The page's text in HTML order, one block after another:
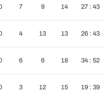
7 9 14 27 : 43
4 13 13 26 : 43
6 6 18 34 : 52
3 12 15 19 : 39